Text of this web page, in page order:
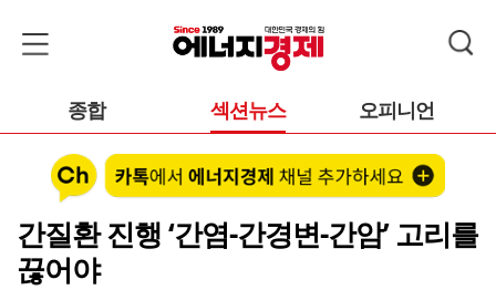
종합 섹션뉴스 오피니언
간질환 진행 ‘간염-간경변-간암’ 고리를
끊어야